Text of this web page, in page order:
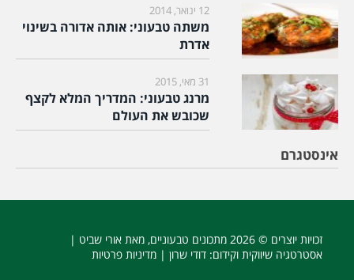
12 ינואר, 2014
משתה טבעוני: אותה אדורה בשינוי
אדרת
31 מאי, 2015
מרנג טבעוני: המדריך המלא לקצף
שכובש את העולם
אינסטגרם
זכויות יוצרים © 2026 מתכונים טבעוניים, מאת אורי שביט |
אסטרטגיה שיווקית וקידום: דודי שרון | מדיניות פרטיות